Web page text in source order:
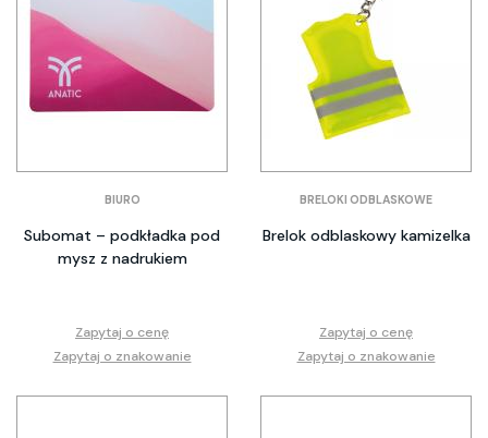
BIURO
Subomat – podkładka pod
mysz z nadrukiem
Zapytaj o cenę
Zapytaj o znakowanie
BRELOKI ODBLASKOWE
Brelok odblaskowy kamizelka
Zapytaj o cenę
Zapytaj o znakowanie